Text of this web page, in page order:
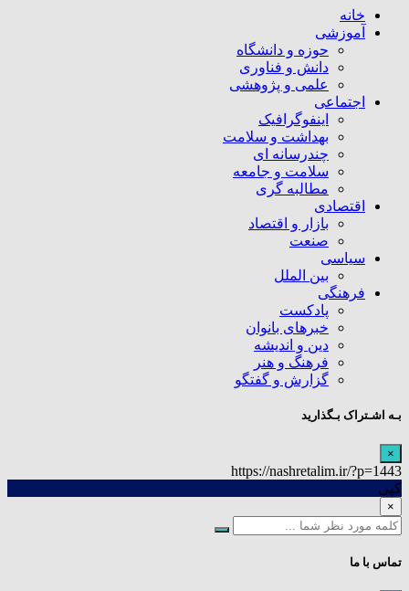
خانه
آموزشی
حوزه و دانشگاه
دانش و فناوری
علمی و پژوهشی
اجتماعی
اینفوگرافیک
بهداشت و سلامت
چندرسانه ای
سلامت و جامعه
مطالبه گری
اقتصادی
بازار و اقتصاد
صنعت
سیاسی
بین الملل
فرهنگی
پادکست
خبرهای بانوان
دین و اندیشه
فرهنگ و هنر
گزارش و گفتگو
بـه اشـتراک بـگذارید
×
https://nashretalim.ir/?p=1443
کپی
×
تماس با ما